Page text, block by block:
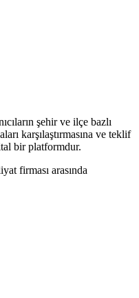
şehir ve ilçe bazlı
karşılaştırmasına ve teklif
bir platformdur.
firması arasında